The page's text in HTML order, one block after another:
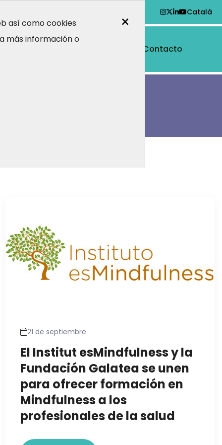
×
así como cookies
más información o
Català
Contacto
21 de septiembre
El Institut esMindfulness y la
Fundación Galatea se unen
para ofrecer formación en
Mindfulness a los
profesionales de la salud